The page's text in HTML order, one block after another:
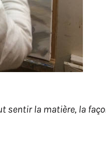
sentir la matière, la